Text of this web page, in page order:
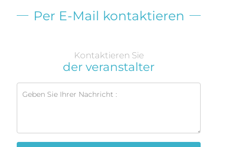
Per E-Mail kontaktieren
Kontaktieren Sie
der veranstalter